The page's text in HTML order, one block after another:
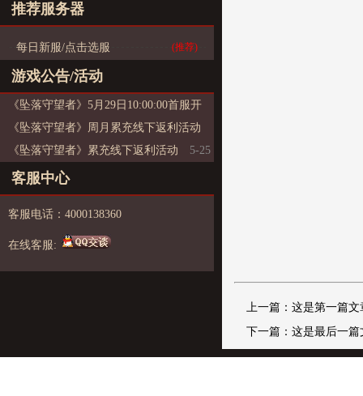
推荐服务器
每日新服/点击选服 (推荐)
游戏公告/活动
《坠落守望者》5月29日10:00:00首服开
启
5-26
《坠落守望者》周月累充线下返利活动
5-25
《坠落守望者》累充线下返利活动 5-25
客服中心
客服电话：4000138360
在线客服:
上一篇：这是第一篇文
下一篇：这是最后一篇